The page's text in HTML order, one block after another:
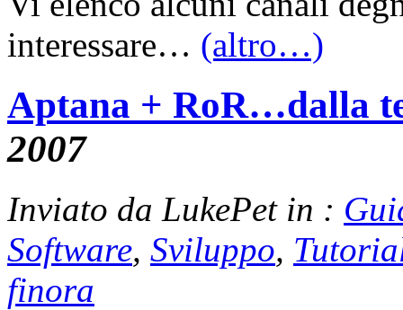
interessare… (altro…)
Aptana + RoR…dalla
2007
Inviato da LukePet in :
Software, Sviluppo,
finora